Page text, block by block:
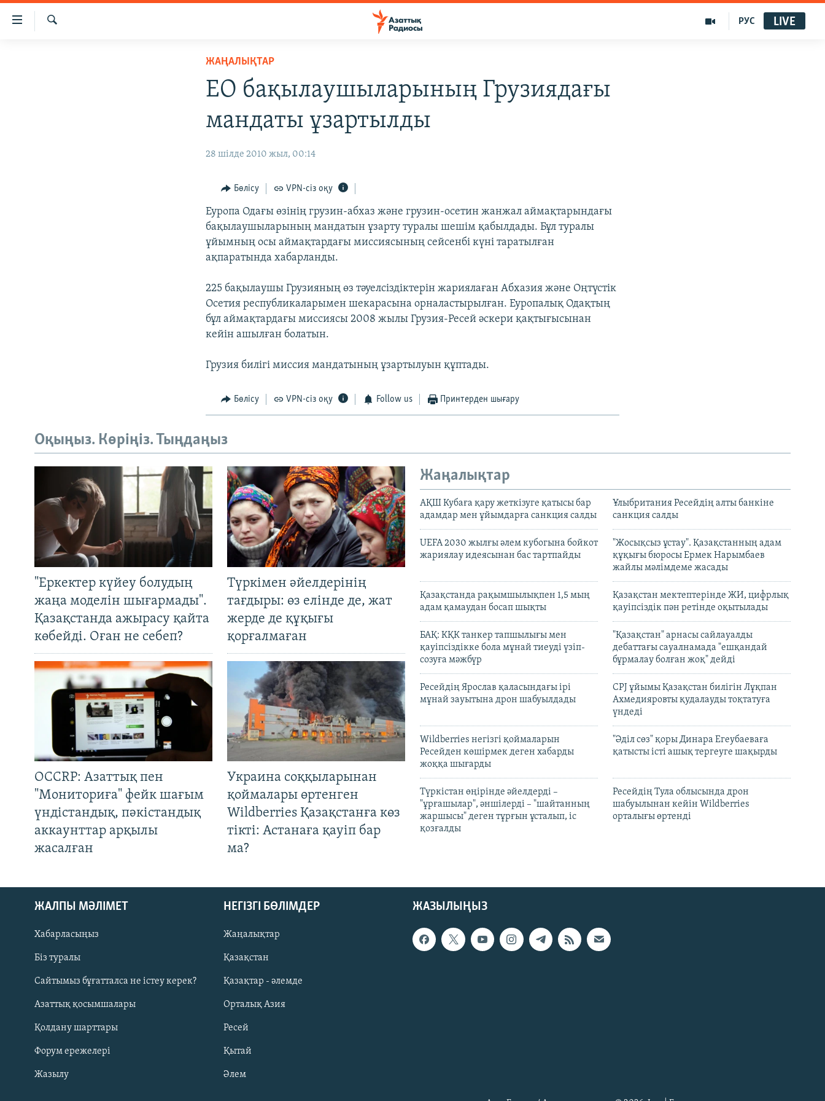
Accessibility
Русский
ЖАЗЫЛЫҢЫЗ
РУС LIVE
ЖАҢАЛЫҚТАР
ЕО бақылаушыларының Грузиядағы
мандаты ұзартылды
28 шілде 2010 жыл, 00:14
Бөлісу VPN-сіз оқу
Еуропа Одағы өзінің грузин-абхаз және грузин-осетин жанжал аймақтарындағы
бақылаушыларының мандатын ұзарту туралы шешім қабылдады. Бұл туралы
ұйымның осы аймақтардағы миссиясының сейсенбі күні таратылған
ақпаратында хабарланды.
225 бақылаушы Грузияның өз тәуелсіздіктерін жариялаған Абхазия және Оңтүстік
Осетия республикаларымен шекарасына орналастырылған. Еуропалық Одақтың
бұл аймақтардағы миссиясы 2008 жылы Грузия-Ресей әскери қақтығысынан
кейін ашылған болатын.
Грузия билігі миссия мандатының ұзартылуын құптады.
Бөлісу VPN-сіз оқу Follow us Принтерден шығару
Оқыңыз. Көріңіз. Тыңдаңыз
"Еркектер күйеу болудың
жаңа моделін шығармады".
Қазақстанда ажырасу қайта
көбейді. Оған не себеп?
Түркімен әйелдерінің
тағдыры: өз елінде де, жат
жерде де құқығы
қорғалмаған
OCCRP: Азаттық пен
"Мониториға" фейк шағым
үндістандық, пәкістандық
аккаунттар арқылы
жасалған
Украина соққыларынан
қоймалары өртенген
Wildberries Қазақстанға көз
тікті: Астанаға қауіп бар
ма?
Жаңалықтар
АҚШ Кубаға қару жеткізуге қатысы бар
адамдар мен ұйымдарға санкция салды
Ұлыбритания Ресейдің алты банкіне
санкция салды
UEFA 2030 жылғы әлем кубогына бойкот
жариялау идеясынан бас тартпайды
"Жосықсыз ұстау". Қазақстанның адам
құқығы бюросы Ермек Нарымбаев
жайлы мәлімдеме жасады
Қазақстанда рақымшылықпен 1,5 мың
адам қамаудан босап шықты
Қазақстан мектептерінде ЖИ, цифрлық
қауіпсіздік пән ретінде оқытылады
БАҚ: КҚК танкер тапшылығы мен
қауіпсіздікке бола мұнай тиеуді үзіп-
созуға мәжбүр
"Қазақстан" арнасы сайлауалды
дебаттағы сауалнамада "ешқандай
бұрмалау болған жоқ" дейді
Ресейдің Ярослав қаласындағы ірі
мұнай зауытына дрон шабуылдады
CPJ ұйымы Қазақстан билігін Лұқпан
Ахмедияровты қудалауды тоқтатуға
үндеді
Wildberries негізгі қоймаларын
Ресейден көшірмек деген хабарды
жоққа шығарды
"Әділ сөз" қоры Динара Егеубаеваға
қатысты істі ашық тергеуге шақырды
Түркістан өңірінде әйелдерді –
"ұрғашылар", әншілерді – "шайтанның
жаршысы" деген тұрғын ұсталып, іс
қозғалды
Ресейдің Тула облысында дрон
шабуылынан кейін Wildberries
орталығы өртенді
ЖАЗЫЛЫҢЫЗ
ЖАЛПЫ МӘЛІМЕТ
Хабарласыңыз
Біз туралы
Сайтымыз бұғатталса не істеу керек?
Азаттық қосымшалары
Қолдану шарттары
Форум ережелері
Жазылу
НЕГІЗГІ БӨЛІМДЕР
Жаңалықтар
Қазақстан
Қазақтар - әлемде
Орталық Азия
Ресей
Қытай
Әлем